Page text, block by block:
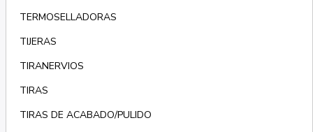
TERMOSELLADORAS
TIJERAS
TIRANERVIOS
TIRAS
TIRAS DE ACABADO/PULIDO